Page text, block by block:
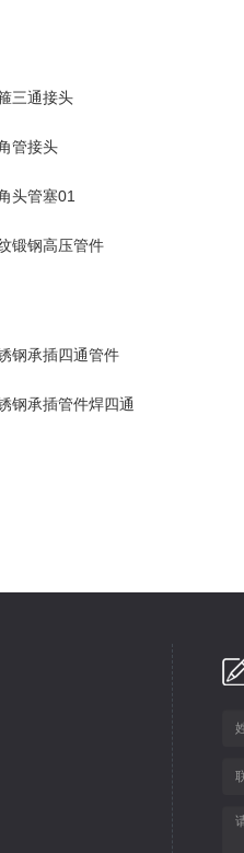
三通接头
管接头
头管塞01
锻钢高压管件
钢承插四通管件
钢承插管件焊四通